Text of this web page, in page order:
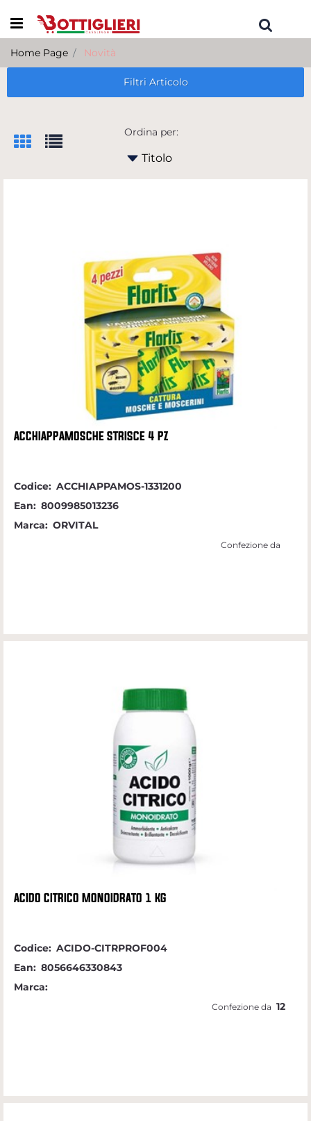
Open menu
Home Page Novità
Filtri Articolo
Ordina per:
ACCHIAPPAMOSCHE STRISCE 4 PZ
Codice: ACCHIAPPAMOS-1331200
Ean: 8009985013236
Marca: ORVITAL
Confezione da
ACIDO CITRICO MONOIDRATO 1 KG
Codice: ACIDO-CITRPROF004
Ean: 8056646330843
Marca:
Confezione da 12